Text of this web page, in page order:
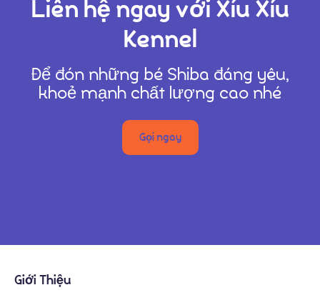
Liên Hệ
Liên hệ ngay với Xíu Xíu
Kennel
Để đón những bé Shiba đáng yêu,
khoẻ mạnh chất lượng cao nhé
Gọi ngay
Giới Thiệu